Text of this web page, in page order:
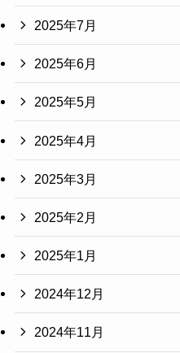
2025年7月
2025年6月
2025年5月
2025年4月
2025年3月
2025年2月
2025年1月
2024年12月
2024年11月